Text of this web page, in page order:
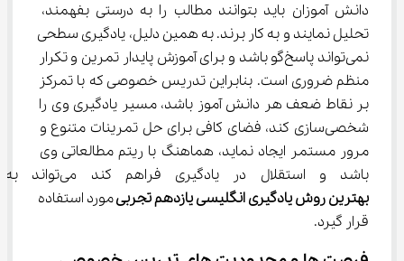
دانش آموزان باید بتوانند مطالب را به درستی بفهمند،
تحلیل نمایند و به کار برند. به همین دلیل، یادگیری سطحی
نمی‌تواند پاسخ‌گو باشد و برای آموزش پایدار تمرین و تکرار
منظم ضروری است. بنابراین تدریس خصوصی که با تمرکز
بر نقاط ضعف هر دانش آموز باشد، مسیر یادگیری وی را
شخصی‌سازی کند، فضای کافی برای حل تمرینات متنوع و
مرور مستمر ایجاد نماید، هماهنگ با ریتم مطالعاتی وی
باشد و استقلال در یادگیری فراهم کند می‌تواند به عنوان
بهترین روش یادگیری انگلیسییازدهمتجربی مورد استفاده
قرار گیرد.